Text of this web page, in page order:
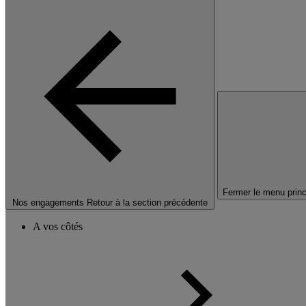
Nos engagements Retour à la section précédente
Fermer le menu
A vos côtés